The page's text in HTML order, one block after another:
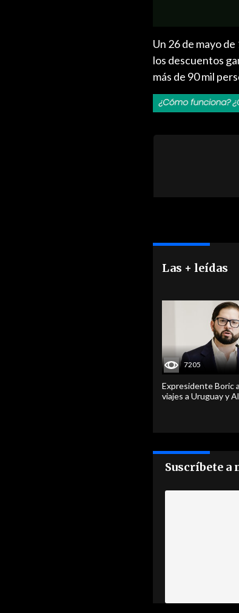
Un 26 de mayo
los descuentos
más de 90 mil
Las + leídas
7205
Expresidente Boric
viajes a Uruguay y
Suscríbete